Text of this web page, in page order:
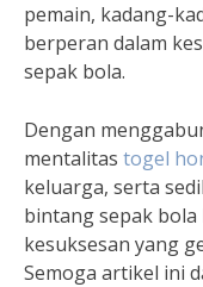
pemain, kadang-
berperan dalam
sepak bola.
Dengan
mentalitas togel
keluarga, serta
bintang sepak bola
kesuksesan yang
Semoga artikel ini